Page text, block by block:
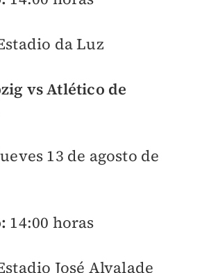
da Luz
vs Atlético de
13 de agosto de
14:00 horas
José Alvalade